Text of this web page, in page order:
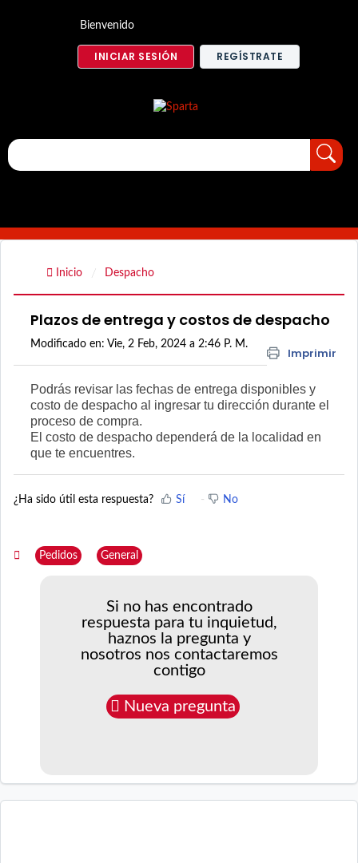
Bienvenido
INICIAR SESIÓN REGÍSTRATE
Inicio Despacho
Plazos de entrega y costos de despacho
Imprimir
Modificado en: Vie, 2 Feb, 2024 a 2:46 P. M.
Podrás revisar las fechas de entrega disponibles y
costo de despacho al ingresar tu dirección durante el
proceso de compra.
El costo de despacho dependerá de la localidad en
que te encuentres.
¿Ha sido útil esta respuesta? Sí No
Pedidos General
Si no has encontrado
respuesta para tu inquietud,
haznos la pregunta y
nosotros nos contactaremos
contigo
Nueva pregunta